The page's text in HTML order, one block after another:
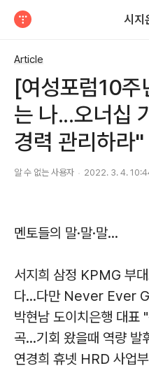
시지
Article
[여성포럼10
는 나...오너십
경력 관리하라"
알 수 없는 사용자 2022. 3. 4.
멘토들의 말·말·말...
서지희 삼정 KPMG 부
다...다만 Never Ever
박현남 도이치은행 대표
곡...기회 왔을때 역량 발
연경희 휴넷 HRD 사업